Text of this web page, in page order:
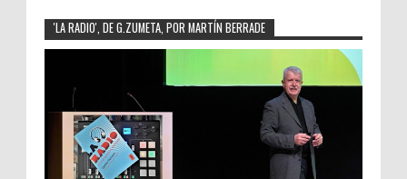
'LA RADIO', DE G.ZUMETA, POR MARTÍN BERRADE